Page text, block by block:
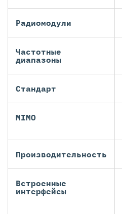
Радиомодули
Частотные
диапазоны
Стандарт
MIMO
Производительность
Встроенные
интерфейсы